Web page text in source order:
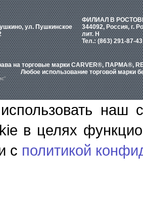
ул. Пушкинское
ФИЛИАЛ В
344092, Россия, г.
лит. Н
Тел.: (863) 291-87-43
на торговые марки CARVER®, ПАРМА®,
Любое использование торговой марки
наш
в целях
с политикой